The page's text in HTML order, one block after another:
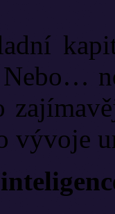
Nebo…
vývoje